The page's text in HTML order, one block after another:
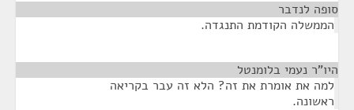
סופה לנדבר
הממשלה הקודמת התנגדה.
היו"ר נעמי בלומנטל
למה את אומרת את זה? הלא זה עבר בקריאה
ראשונה.